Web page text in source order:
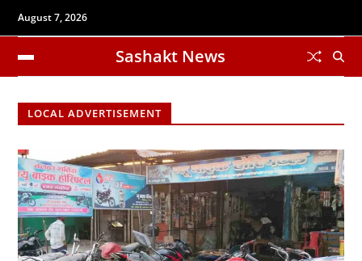
August 7, 2026
Sashakt News
LOCAL ADVERTISEMENT